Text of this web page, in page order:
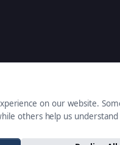
on our website.
others help us